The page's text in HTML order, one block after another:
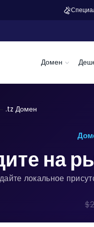
Домен
.tz Домен
на
локальное